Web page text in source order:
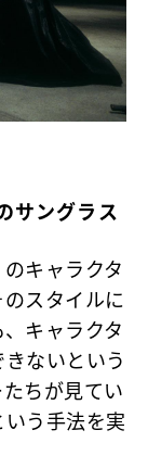
サングラス
キャラクタ
スタイルに
キャラクタ
ないという
ちが見てい
う手法を実